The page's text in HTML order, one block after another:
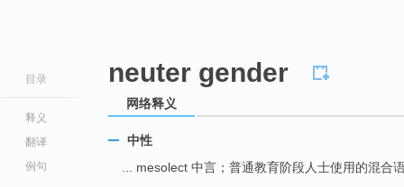
目录
释义
翻译
例句
neuter gender
网络释义
中性
... mesolect 中言；普通教育阶段人士使用的混合